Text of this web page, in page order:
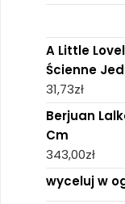
A Little
Ścienne
31,73zł
Berjuan
Cm
343,00zł
wyceluj w